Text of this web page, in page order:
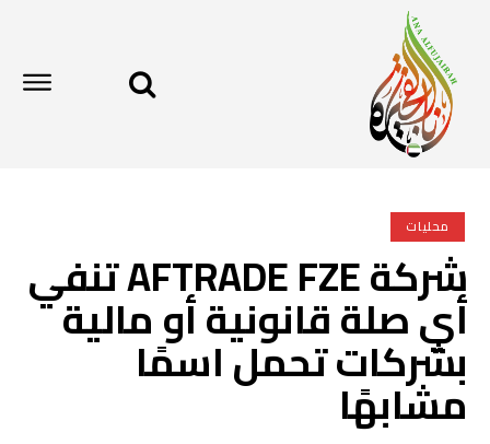
محليات
شركة AFTRADE FZE تنفي
أي صلة قانونية أو مالية
بشركات تحمل اسمًا
مشابهًا